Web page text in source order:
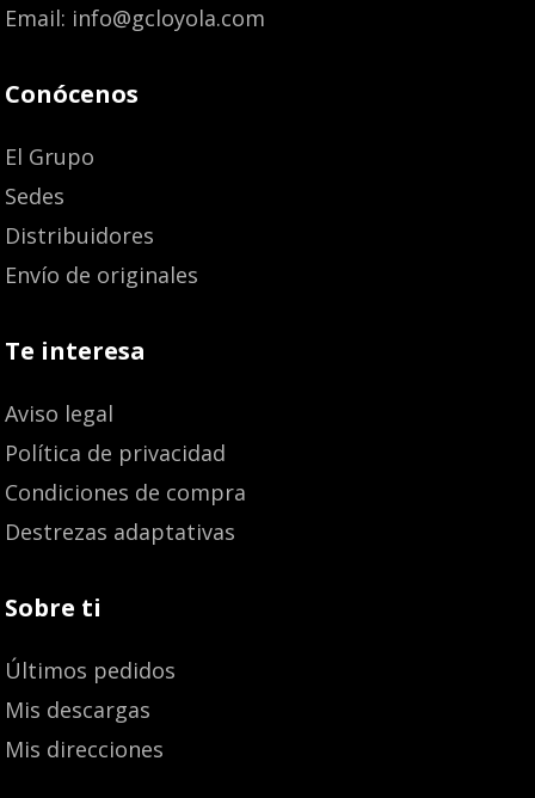
Email: info@gcloyola.com
Conócenos
El Grupo
Sedes
Distribuidores
Envío de originales
Te interesa
Aviso legal
Política de privacidad
Condiciones de compra
Destrezas adaptativas
Sobre ti
Últimos pedidos
Mis descargas
Mis direcciones